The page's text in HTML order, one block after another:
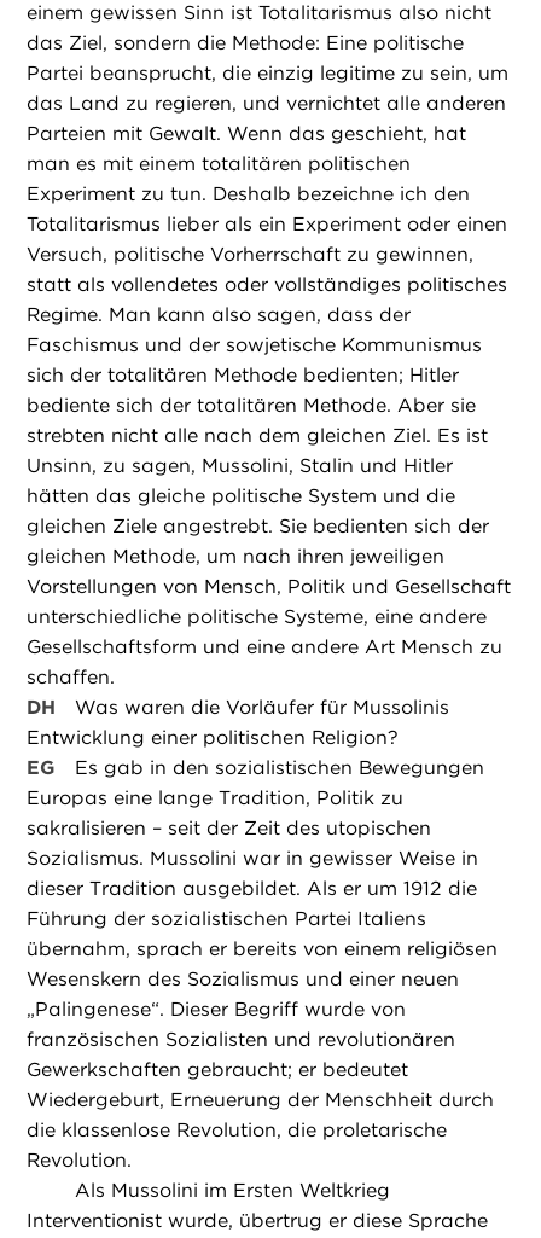
einem gewissen Sinn ist Totalitarismus also nicht
das Ziel, sondern die Methode: Eine politische
Partei beansprucht, die einzig legitime zu sein, um
das Land zu regieren, und vernichtet alle anderen
Parteien mit Gewalt. Wenn das geschieht, hat
man es mit einem totalitären politischen
Experiment zu tun. Deshalb bezeichne ich den
Totalitarismus lieber als ein Experiment oder einen
Versuch, politische Vorherrschaft zu gewinnen,
statt als vollendetes oder vollständiges politisches
Regime. Man kann also sagen, dass der
Faschismus und der sowjetische Kommunismus
sich der totalitären Methode bedienten; Hitler
bediente sich der totalitären Methode. Aber sie
strebten nicht alle nach dem gleichen Ziel. Es ist
Unsinn, zu sagen, Mussolini, Stalin und Hitler
hätten das gleiche politische System und die
gleichen Ziele angestrebt. Sie bedienten sich der
gleichen Methode, um nach ihren jeweiligen
Vorstellungen von Mensch, Politik und Gesellschaft
unterschiedliche politische Systeme, eine andere
Gesellschaftsform und eine andere Art Mensch zu
schaffen.
DH
Was waren die Vorläufer für Mussolinis
Entwicklung einer politischen Religion?
EG
Es gab in den sozialistischen Bewegungen
Europas eine lange Tradition, Politik zu
sakralisieren – seit der Zeit des utopischen
Sozialismus. Mussolini war in gewisser Weise in
dieser Tradition ausgebildet. Als er um 1912 die
Führung der sozialistischen Partei Italiens
übernahm, sprach er bereits von einem religiösen
Wesenskern des Sozialismus und einer neuen
„Palingenese“. Dieser Begriff wurde von
französischen Sozialisten und revolutionären
Gewerkschaften gebraucht; er bedeutet
Wiedergeburt, Erneuerung der Menschheit durch
die klassenlose Revolution, die proletarische
Revolution.
Als Mussolini im Ersten Weltkrieg
Interventionist wurde, übertrug er diese Sprache